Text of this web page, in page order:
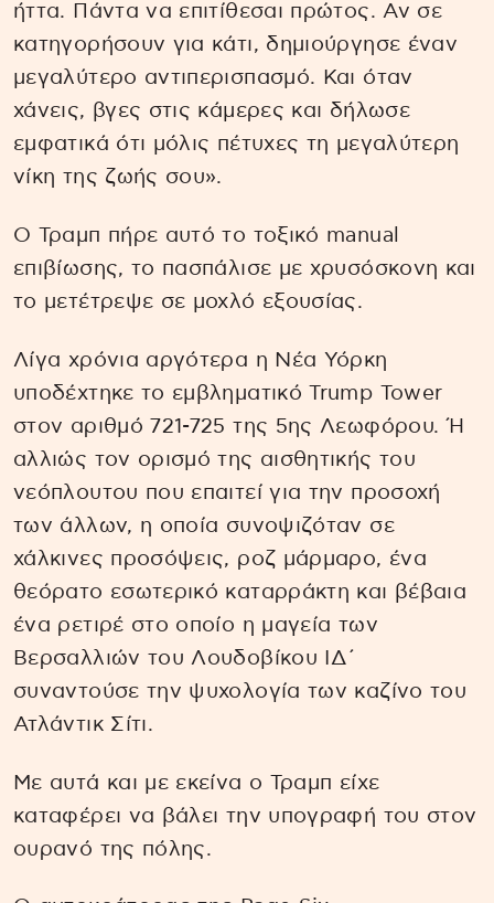
ήττα. Πάντα να επιτίθεσαι πρώτος. Αν σε
κατηγορήσουν για κάτι, δημιούργησε έναν
μεγαλύτερο αντιπερισπασμό. Και όταν
χάνεις, βγες στις κάμερες και δήλωσε
εμφατικά ότι μόλις πέτυχες τη μεγαλύτερη
νίκη της ζωής σου».
Ο Τραμπ πήρε αυτό το τοξικό manual
επιβίωσης, το πασπάλισε με χρυσόσκονη και
το μετέτρεψε σε μοχλό εξουσίας.
Λίγα χρόνια αργότερα η Νέα Υόρκη
υποδέχτηκε το εμβληματικό Trump Tower
στον αριθμό 721-725 της 5ης Λεωφόρου. Ή
αλλιώς τον ορισμό της αισθητικής του
νεόπλουτου που επαιτεί για την προσοχή
των άλλων, η οποία συνοψιζόταν σε
χάλκινες προσόψεις, ροζ μάρμαρο, ένα
θεόρατο εσωτερικό καταρράκτη και βέβαια
ένα ρετιρέ στο οποίο η μαγεία των
Βερσαλλιών του Λουδοβίκου ΙΔ΄
συναντούσε την ψυχολογία των καζίνο του
Ατλάντικ Σίτι.
Με αυτά και με εκείνα ο Τραμπ είχε
καταφέρει να βάλει την υπογραφή του στον
ουρανό της πόλης.